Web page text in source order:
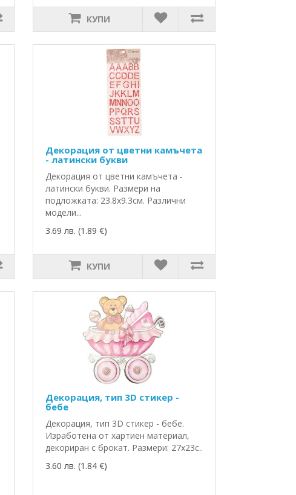
КУПИ
Декорация от цветни камъчета
- латински букви
Декорация от цветни камъчета -
латински букви. Размери на
подложката: 23.8х9.3см. Различни
модели...
3.69 лв. (1.89 €)
КУПИ
Декорация, тип 3D стикер -
бебе
Декорация, тип 3D стикер - бебе.
Изработена от хартиен материал,
декориран с брокат. Размери: 27х23с..
3.60 лв. (1.84 €)